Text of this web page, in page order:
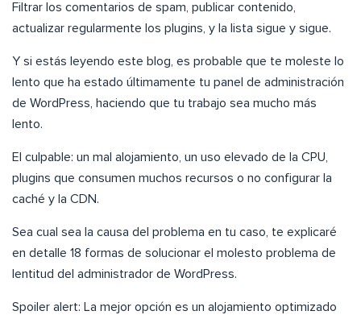
Filtrar los comentarios de spam, publicar contenido,
actualizar regularmente los plugins, y la lista sigue y sigue.
Y si estás leyendo este blog, es probable que te moleste lo
lento que ha estado últimamente tu panel de administración
de WordPress, haciendo que tu trabajo sea mucho más
lento.
El culpable: un mal alojamiento, un uso elevado de la CPU,
plugins que consumen muchos recursos o no configurar la
caché y la CDN.
Sea cual sea la causa del problema en tu caso, te explicaré
en detalle 18 formas de solucionar el molesto problema de
lentitud del administrador de WordPress.
Spoiler alert: La mejor opción es un alojamiento optimizado